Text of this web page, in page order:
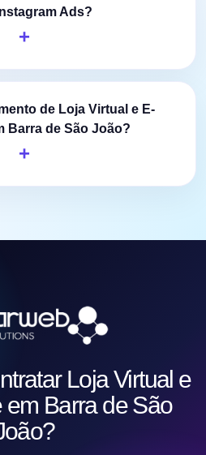
Ads?
de Loja Virtual e E-
Barra de São João?
Loja Virtual e
Barra de São